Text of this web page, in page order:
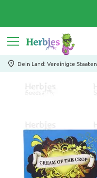
Dein Land: Vereinigte Staaten